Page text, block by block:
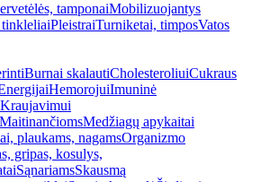
tamponaiMobilizuojantys
tinkleliaiPleistraiTurniketai, timposVatos
Burnai skalautiCholesteroliuiCukraus
HemorojuiImuninė
Kraujavimui
MaitinančiomsMedžiagų apykaitai
plaukams, nagamsOrganizmo
gripas, kosulys,
SąnariamsSkausmą